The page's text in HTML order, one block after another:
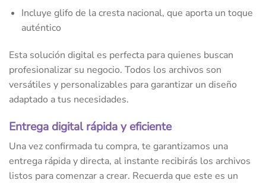
Incluye glifo de la cresta nacional, que aporta un toque
auténtico
Esta solución digital es perfecta para quienes buscan
profesionalizar su negocio. Todos los archivos son
versátiles y personalizables para garantizar un diseño
adaptado a tus necesidades.
Entrega digital rápida y eficiente
Una vez confirmada tu compra, te garantizamos una
entrega rápida y directa, al instante recibirás los archivos
listos para comenzar a crear. Recuerda que este es un